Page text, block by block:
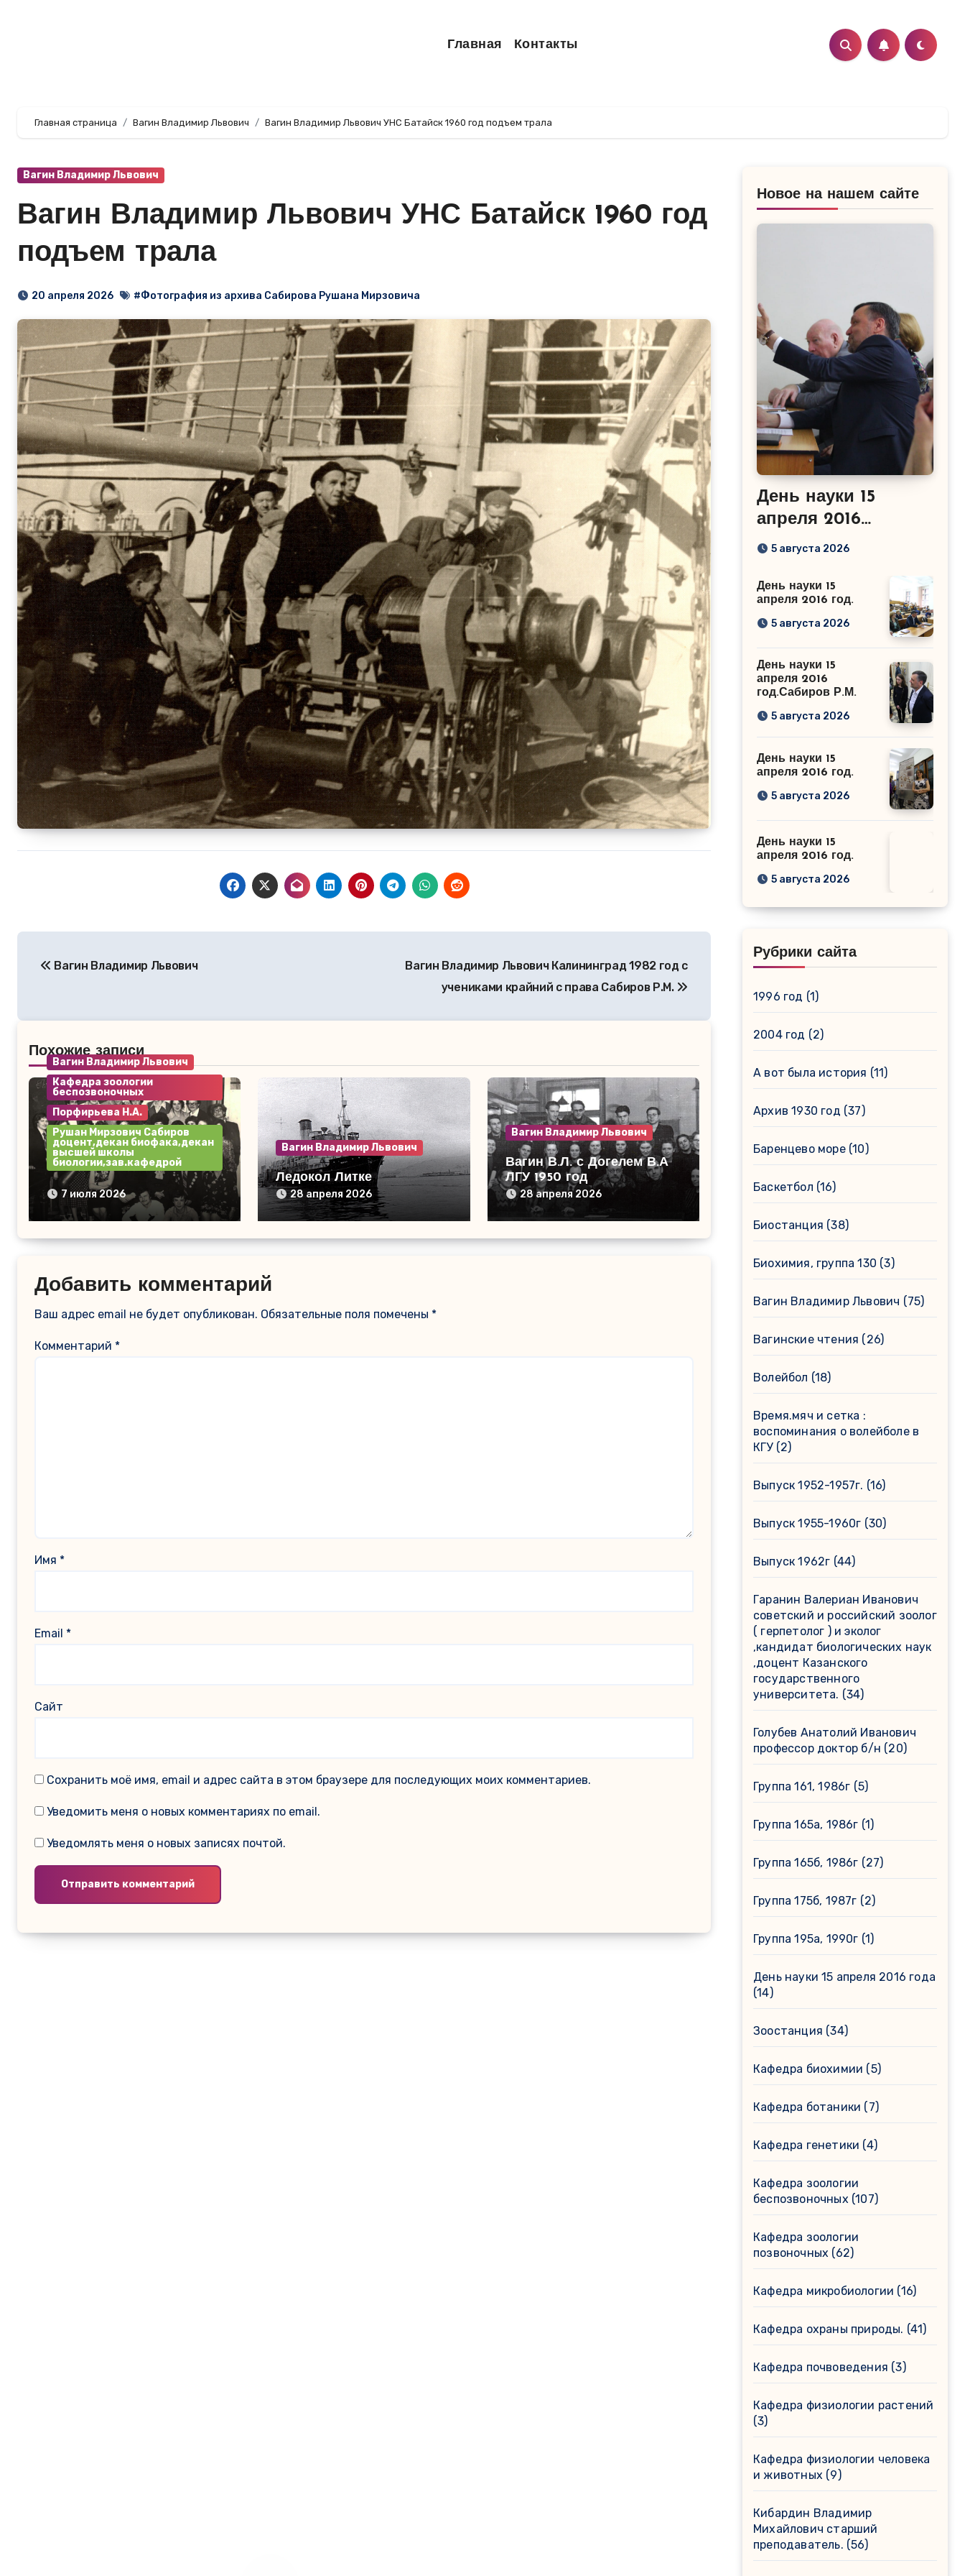
Главная Контакты
Главная страница Вагин Владимир Львович Вагин Владимир Львович УНС Батайск 1960 год подъем трала
Вагин Владимир Львович
Вагин Владимир Львович УНС Батайск 1960 год
подъем трала
20 апреля 2026 #Фотография из архива Сабирова Рушана Мирзовича
по
Вагин Владимир Львович
Вагин Владимир Львович Калининград 1982 год с
учениками крайний с права Сабиров Р.М.
Похожие записи
Вагин Владимир Львович
Кафедра зоологии
беспозвоночных
Порфирьева Н.А.
Рушан Мирзович Сабиров
доцент,декан биофака,декан
высшей школы
биологии,зав.кафедрой
154 группа май 1980 года.
7 июля 2026
Вагин Владимир Львович
Ледокол Литке
28 апреля 2026
Вагин Владимир Львович
Вагин В.Л. с Догелем В.А
ЛГУ 1950 год
28 апреля 2026
Добавить комментарий
Ваш адрес email не будет опубликован. Обязательные поля помечены *
Комментарий *
Имя *
Email *
Сайт
Сохранить моё имя, email и адрес сайта в этом браузере для последующих моих комментариев.
Уведомить меня о новых комментариях по email.
Уведомлять меня о новых записях почтой.
Новое на нашем сайте
День науки 15
апреля 2016
год.Сабиров Р.М.
5 августа 2026
День науки 15
апреля 2016 год.
5 августа 2026
День науки 15
апреля 2016
год.Сабиров Р.М.
5 августа 2026
День науки 15
апреля 2016 год.
5 августа 2026
День науки 15
апреля 2016 год.
5 августа 2026
Рубрики сайта
1996 год (1)
2004 год (2)
А вот была история (11)
Архив 1930 год (37)
Баренцево море(10)
Баскетбол (16)
Биостанция (38)
Биохимия, группа 130 (3)
Вагин Владимир Львович (75)
Вагинские чтения (26)
Волейбол (18)
Время.мяч и сетка :
воспоминания о волейболе в
КГУ(2)
Выпуск 1952-1957г. (16)
Выпуск 1955-1960г (30)
Выпуск 1962г (44)
Гаранин Валериан Иванович
советский и российский зоолог
( герпетолог ) и эколог
,кандидат биологических наук
,доцент Казанского
государственного
университета. (34)
Голубев Анатолий Иванович
профессор доктор б/н (20)
Группа 161, 1986г (5)
Группа 165а, 1986г (1)
Группа 165б, 1986г (27)
Группа 175б, 1987г (2)
Группа 195а, 1990г (1)
День науки 15 апреля 2016 года
(14)
Зоостанция (34)
Кафедра биохимии (5)
Кафедра ботаники (7)
Кафедра генетики (4)
Кафедра зоологии
беспозвоночных (107)
Кафедра зоологии
позвоночных (62)
Кафедра микробиологии (16)
Кафедра охраны природы. (41)
Кафедра почвоведения (3)
Кафедра физиологии растений
(3)
Кафедра физиологии человека
и животных (9)
Кибардин Владимир
Михайлович старший
преподаватель. (56)